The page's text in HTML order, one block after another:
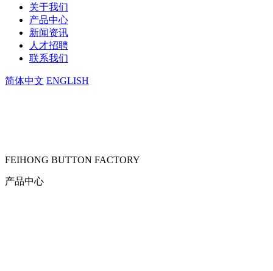
关于我们
产品中心
新闻资讯
人才招聘
联系我们
简体中文 ENGLISH
FEIHONG BUTTON FACTORY
产品中心